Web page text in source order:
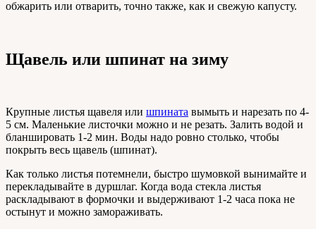
обжарить или отварить, точно также, как и свежую капусту.
Щавель или шпинат на зиму
Крупные листья щавеля или шпината вымыть и нарезать по 4-
5 см. Маленькие листочки можно и не резать. Залить водой и
бланшировать 1-2 мин. Воды надо ровно столько, чтобы
покрыть весь щавель (шпинат).
Как только листья потемнели, быстро шумовкой вынимайте и
перекладывайте в дуршлаг. Когда вода стекла листья
раскладывают в формочки и выдерживают 1-2 часа пока не
остынут и можно замораживать.